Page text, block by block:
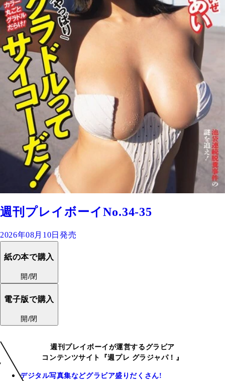
週刊プレイボーイNo.34-35
2026年08月10日発売
紙の本で購入
開/閉
電子版で購入
開/閉
週刊プレイボーイが運営するグラビア
コンテンツサイト『週プレ グラジャパ！』
デジタル写真集などグラビア盛りだくさん!